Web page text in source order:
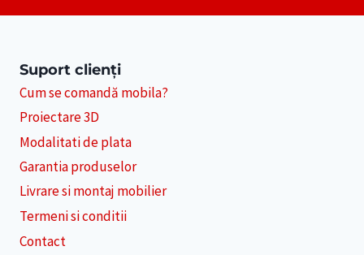
Suport clienți
Cum se comandă mobila?
Proiectare 3D
Modalitati de plata
Garantia produselor
Livrare si montaj mobilier
Termeni si conditii
Contact